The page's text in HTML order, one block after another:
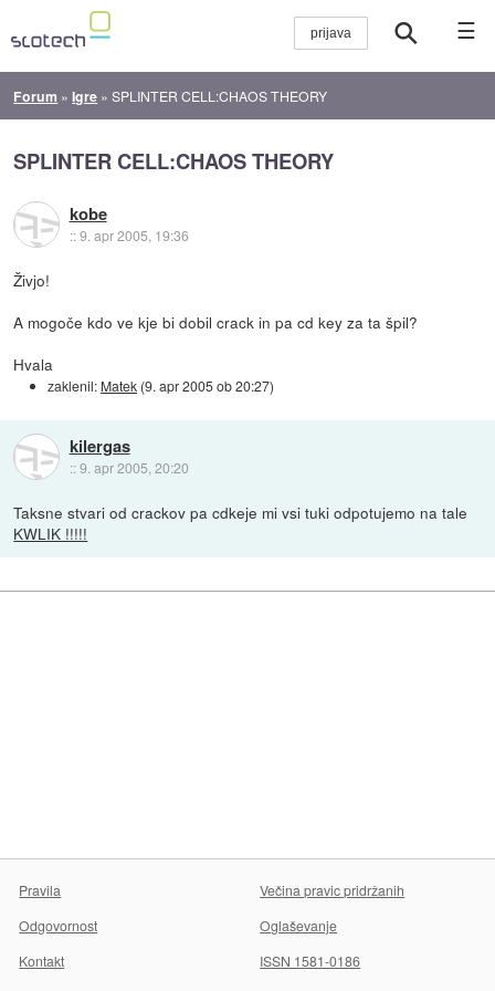
☰
Forum »Igre »SPLINTER CELL:CHAOS THEORY
SPLINTER CELL:CHAOS THEORY
kobe
::9. apr 2005, 19:36
Živjo!
A mogoče kdo ve kje bi dobil crack in pa cd key za ta špil?
Hvala
zaklenil: Matek (9. apr 2005 ob 20:27)
kilergas
::9. apr 2005, 20:20
Taksne stvari od crackov pa cdkeje mi vsi tuki odpotujemo na tale
KWLIK !!!!!
Pravila
Večina pravic pridržanih
Odgovornost
Oglaševanje
Kontakt
ISSN 1581-0186